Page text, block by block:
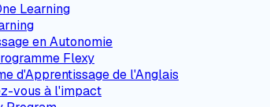
Learning
en Autonomie
Flexy
d'Apprentissage de l'Anglais
vous à l'impact